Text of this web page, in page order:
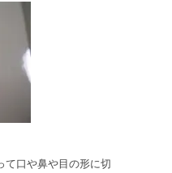
て口や鼻や目の形に切